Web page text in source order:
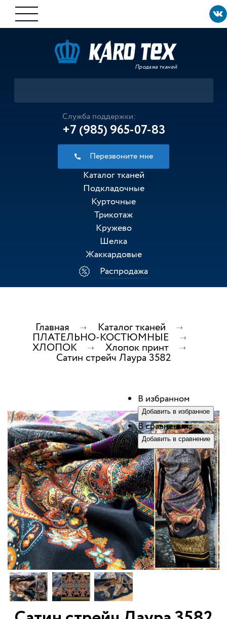
Продажа тканей
Служба поддержки:
+7 (985) 965-07-83
Перезвоните мне
Каталог тканей
Подкладочные
Курточные
Трикотаж
Кружево
Шелка
Жаккардовые
Распродажа
Главная Каталог тканей
ПЛАТЕЛЬНО-КОСТЮМНЫЕ
ХЛОПОК Хлопок принт
Сатин стрейч Лаура 3582
В избранном
Добавить в избранное
В сравнении
Добавить в сравнение